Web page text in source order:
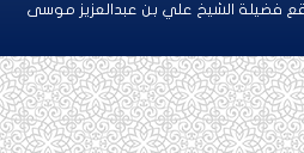
الشيخ علي بن عبدالعزيز موسى